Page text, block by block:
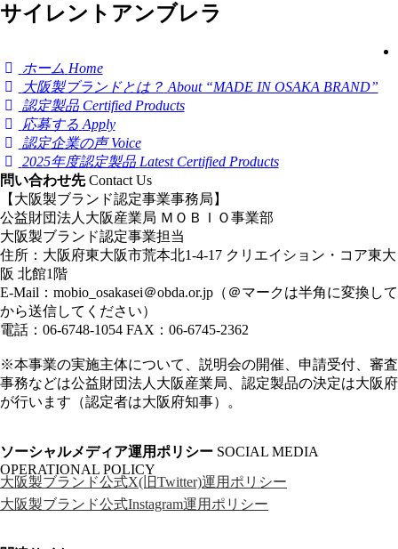
サイレントアンブレラ
ホーム Home
大阪製ブランドとは？ About “MADE IN OSAKA BRAND”
認定製品 Certified Products
応募する Apply
認定企業の声 Voice
2025年度認定製品 Latest Certified Products
問い合わせ先 Contact Us
【大阪製ブランド認定事業事務局】
公益財団法人大阪産業局 ＭＯＢＩＯ事業部
大阪製ブランド認定事業担当
住所：大阪府東大阪市荒本北1-4-17 クリエイション・コア東大
阪 北館1階
E-Mail： mobio_osakasei＠obda.or.jp （＠マークは半角に変換して
から送信してください）
電話：06-6748-1054 FAX：06-6745-2362
※本事業の実施主体について、説明会の開催、申請受付、審査
事務などは公益財団法人大阪産業局、認定製品の決定は大阪府
が行います（認定者は大阪府知事）。
ソーシャルメディア運用ポリシー SOCIAL MEDIA
OPERATIONAL POLICY
大阪製ブランド公式X(旧Twitter)運用ポリシー
大阪製ブランド公式Instagram運用ポリシー